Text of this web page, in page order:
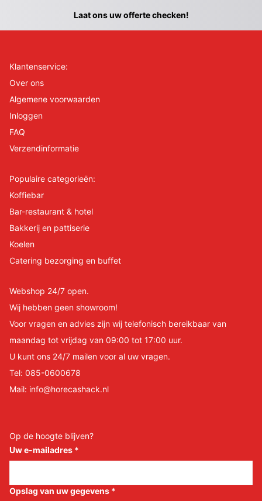
Laat ons uw offerte checken!
Klantenservice:
Over ons
Algemene voorwaarden
Inloggen
FAQ
Verzendinformatie
Populaire categorieën:
Koffiebar
Bar-restaurant & hotel
Bakkerij en pattiserie
Koelen
Catering bezorging en buffet
Webshop 24/7 open.
Wij hebben geen showroom!
Voor vragen en advies zijn wij telefonisch bereikbaar van
maandag tot vrijdag van 09:00 tot 17:00 uur.
U kunt ons 24/7 mailen voor al uw vragen.
Tel: 085-0600678
Mail: info@horecashack.nl
Op de hoogte blijven?
Uw e-mailadres *
Opslag van uw gegevens *